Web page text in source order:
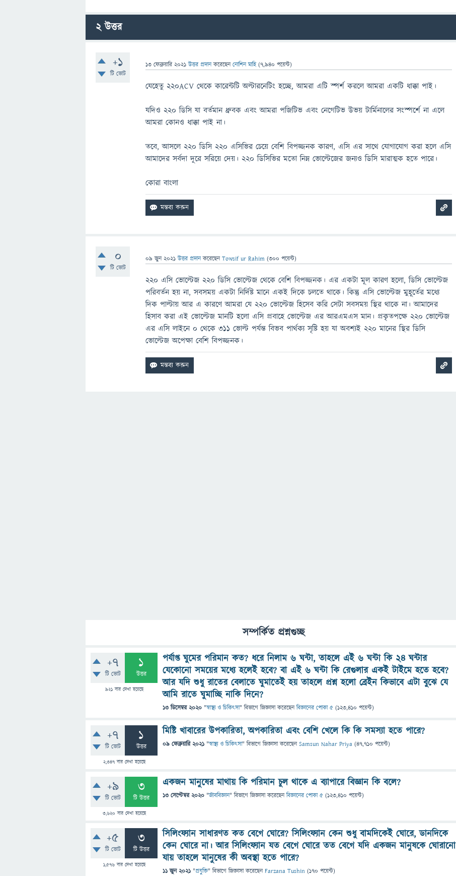
2উত্তর
+1
টি ভোট
13 ফেব্রুয়ারি 2021 উত্তর প্রদান করেছেননোশিন মাহি (7,940 পয়েন্ট)
যেহেতু 220ACV থেকে কারেন্টটি অল্টারনেটিং হচ্ছে, আমরা এটি স্পর্শ করলে আমরা একটি ধাক্কা পাই।
যদিও ২২০ ডিসি যা বর্তমান ধ্রুবক এবং আমরা পজিটিভ এবং নেগেটিভ উভয় টার্মিনালের সংস্পর্শে না এলে
আমরা কোনও ধাক্কা পাই না।
তবে, আসলে ২২০ ডিসি ২২০ এসিভির চেয়ে বেশি বিপজ্জনক কারণ, এসি এর সাথে যোগাযোগ করা হলে এসি
আমাদের সর্বদা দূরে সরিয়ে দেয়। ২২০ ডিসিভির মতো নিম্ন ভোল্টেজের জন্যও ডিসি মারাত্মক হতে পারে।
কোরা বাংলা
0
টি ভোট
09 জুন 2021 উত্তর প্রদান করেছেনTowsif ur Rahim (300 পয়েন্ট)
২২০ এসি ভোল্টেজ ২২০ ডিসি ভোল্টেজ থেকে বেশি বিপজ্জনক। এর একটা মূল কারণ হলো, ডিসি ভোল্টেজ
পরিবর্তন হয় না, সবসময় একটা নির্দিষ্ট মানে একই দিকে চলতে থাকে। কিন্তু এসি ভোল্টেজ মুহূর্তের মধ্যে
দিক পাল্টায় আর এ কারণে আমরা যে ২২০ ভোল্টেজ হিসেব করি সেটা সবসময় স্থির থাকে না। আমাদের
হিসাব করা এই ভোল্টেজ মানটি হলো এসি প্রবাহে ভোল্টেজ এর আরএমএস মান। প্রকৃতপক্ষে ২২০ ভোল্টেজ
এর এসি লাইনে ০ থেকে ৩১১ ভোল্ট পর্যন্ত বিভব পার্থক্য সৃষ্টি হয় যা অবশ্যই ২২০ মানের স্থির ডিসি
ভোল্টেজ অপেক্ষা বেশি বিপজ্জনক।
সম্পর্কিত প্রশ্নগুচ্ছ
+7
টি ভোট
1
উত্তর
921বার দেখা হয়েছে
পর্যাপ্ত ঘুমের পরিমান কত? ধরে নিলাম ৬ ঘন্টা, তাহলে এই ৬ ঘন্টা কি ২৪ ঘন্টার
যেকোনো সময়ের মধ্যে হলেই হবে? বা এই ৬ ঘন্টা কি রেগুলার একই টাইমে হতে হবে?
আর যদি শুধু রাতের বেলাতে ঘুমাতেই হয় তাহলে প্রশ্ন হলো ব্রেইন কিভাবে এটা বুঝে যে
আমি রাতে ঘুমাচ্ছি নাকি দিনে?
13 ডিসেম্বর 2020 "স্বাস্থ্য ও চিকিৎসা" বিভাগে জিজ্ঞাসাকরেছেনবিজ্ঞানের পোকা ৫ (123,410 পয়েন্ট)
+7
টি ভোট
1
উত্তর
2,347বার দেখা হয়েছে
মিষ্টি খাবারের উপকারিতা, অপকারিতা এবং বেশি খেলে কি কি সমস্যা হতে পারে?
09 ফেব্রুয়ারি 2021 "স্বাস্থ্য ও চিকিৎসা" বিভাগে জিজ্ঞাসাকরেছেনSamsun Nahar Priya (47,710 পয়েন্ট)
+9
টি ভোট
3
টি উত্তর
3,620 বার দেখা হয়েছে
একজন মানুষের মাথায় কি পরিমান চুল থাকে এ ব্যাপারে বিজ্ঞান কি বলে?
13 সেপ্টেম্বর 2020 "জীববিজ্ঞান" বিভাগে জিজ্ঞাসাকরেছেনবিজ্ঞানের পোকা ৫ (123,410 পয়েন্ট)
+5
টি ভোট
3
টি উত্তর
1,576বার দেখা হয়েছে
সিলিংফ্যান সাধারণত কত বেগে ঘোরে? সিলিংফ্যান কেন শুধু বামদিকেই ঘোরে, ডানদিকে
কেন ঘোরে না। আর সিলিংফ্যান যত বেগে ঘোরে তত বেগে যদি একজন মানুষকে ঘোরানো
যায় তাহলে মানুষের কী অবস্থা হতে পারে?
11 জুন 2021 "প্রযুক্তি" বিভাগে জিজ্ঞাসাকরেছেনFarzana Tushin (170 পয়েন্ট)